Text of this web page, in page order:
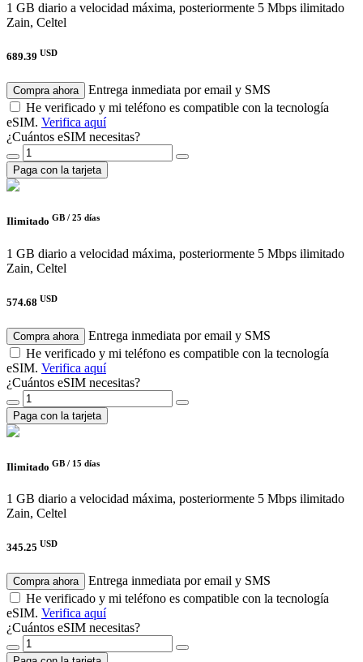
1 GB diario a velocidad máxima, posteriormente 5 Mbps ilimitado
Zain, Celtel
689.39 USD
Compra ahora
Entrega inmediata por email y SMS
He verificado y mi teléfono es compatible con la tecnología
eSIM. Verifica aquí
¿Cuántos eSIM necesitas?
Paga con la tarjeta
Ilimitado GB / 25 días
1 GB diario a velocidad máxima, posteriormente 5 Mbps ilimitado
Zain, Celtel
574.68 USD
Compra ahora
Entrega inmediata por email y SMS
He verificado y mi teléfono es compatible con la tecnología
eSIM. Verifica aquí
¿Cuántos eSIM necesitas?
Paga con la tarjeta
Ilimitado GB / 15 días
1 GB diario a velocidad máxima, posteriormente 5 Mbps ilimitado
Zain, Celtel
345.25 USD
Compra ahora
Entrega inmediata por email y SMS
He verificado y mi teléfono es compatible con la tecnología
eSIM. Verifica aquí
¿Cuántos eSIM necesitas?